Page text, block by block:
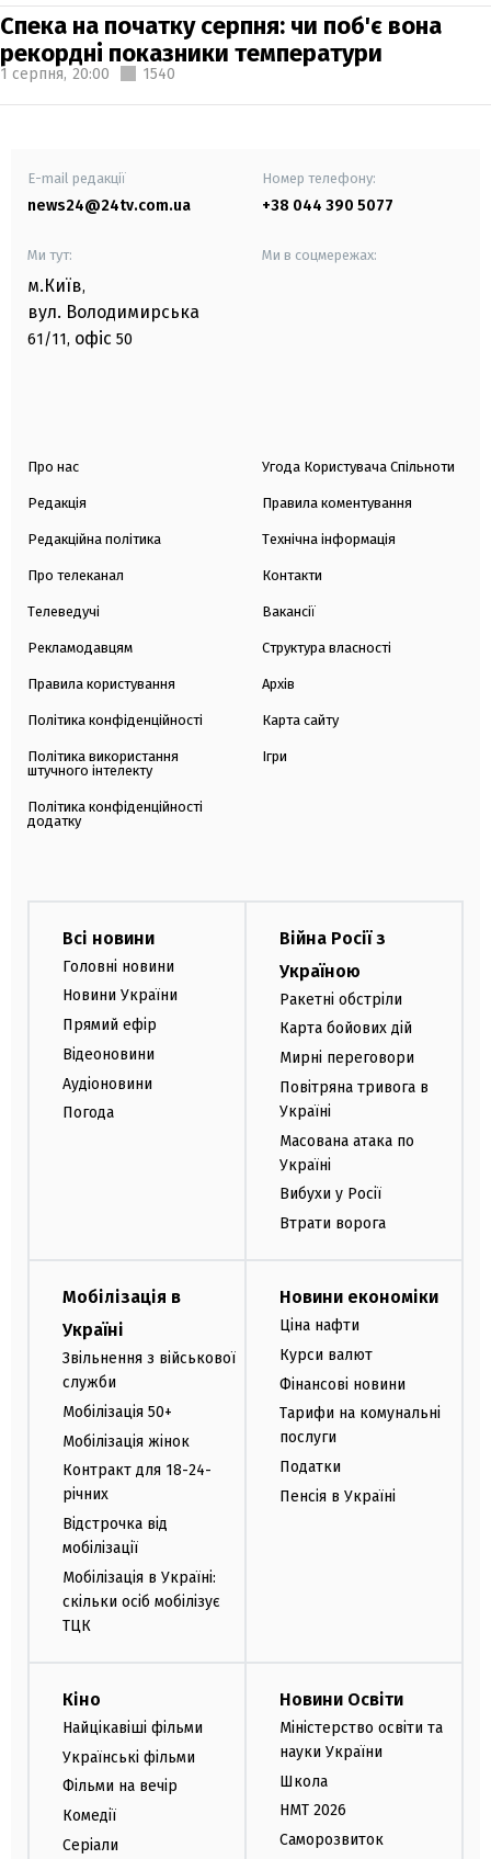
Спека на початку серпня: чи поб'є вона
рекордні показники температури
1 серпня, 20:00 1540
E-mail редакції
news24@24tv.com.ua
Номер телефону:
+38 044 390 5077
Ми тут:
м.Київ,
вул. Володимирська
61/11, офіс 50
Ми в соцмережах:
Про нас
Редакція
Редакційна політика
Про телеканал
Телеведучі
Рекламодавцям
Правила користування
Політика конфіденційності
Політика використання
штучного інтелекту
Політика конфіденційності
додатку
Угода Користувача Спільноти
Правила коментування
Технічна інформація
Контакти
Вакансії
Структура власності
Архів
Карта сайту
Ігри
Всі новини
Головні новини
Новини України
Прямий ефір
Відеоновини
Аудіоновини
Погода
Війна Росії з
Україною
Ракетні обстріли
Карта бойових дій
Мирні переговори
Повітряна тривога в
Україні
Масована атака по
Україні
Вибухи у Росії
Втрати ворога
Мобілізація в
Україні
Звільнення з військової
служби
Мобілізація 50+
Мобілізація жінок
Контракт для 18-24-
річних
Відстрочка від
мобілізації
Мобілізація в Україні:
скільки осіб мобілізує
ТЦК
Новини економіки
Ціна нафти
Курси валют
Фінансові новини
Тарифи на комунальні
послуги
Податки
Пенсія в Україні
Кіно
Найцікавіші фільми
Українські фільми
Фільми на вечір
Комедії
Серіали
Новини Освіти
Міністерство освіти та
науки України
Школа
НМТ 2026
Саморозвиток